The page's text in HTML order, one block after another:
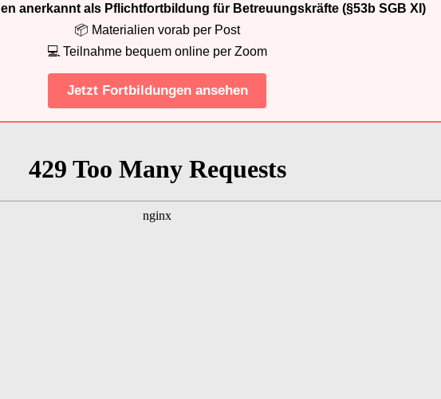
anerkannt als Pflichtfortbildung für Betreuungskräfte (§53b SGB XI)
📦 Materialien vorab per Post
💻 Teilnahme bequem online per Zoom
Jetzt Fortbildungen ansehen